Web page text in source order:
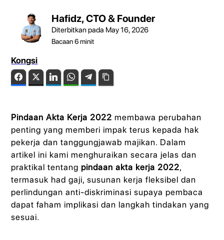
Hafidz, CTO & Founder
Diterbitkan pada May 16, 2026
Bacaan6minit
Kongsi
FacebookTwitter LinkedIn WhatsAppTelegram
Pindaan Akta Kerja 2022 membawa perubahan
penting yang memberi impak terus kepada hak
pekerja dan tanggungjawab majikan. Dalam
artikel ini kami menghuraikan secara jelas dan
praktikal tentang pindaan akta kerja 2022,
termasuk had gaji, susunan kerja fleksibel dan
perlindungan anti-diskriminasi supaya pembaca
dapat faham implikasi dan langkah tindakan yang
sesuai.